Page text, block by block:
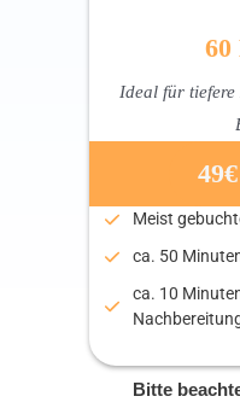
60
Ideal für tiefere
Meist
ca. 50
ca. 10
Bitte